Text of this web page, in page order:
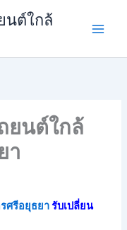
นต์ใกล้
ยนต์ใกล้
า
ศรีอยุธยารับเปลี่ยน